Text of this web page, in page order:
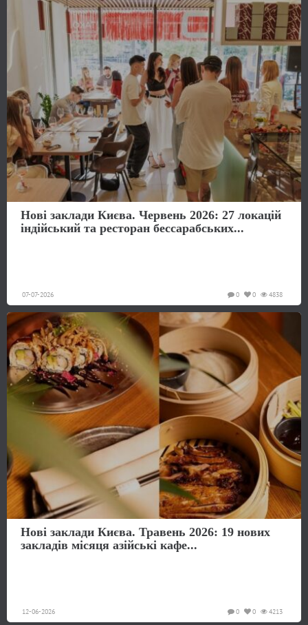
Нові заклади Києва. Червень 2026: 27 локацій
індійський та ресторан бессарабських...
07-07-2026 4838
0
0
Нові заклади Києва. Травень 2026: 19 нових
закладів місяця азійські кафе...
12-06-2026 4213
0
0